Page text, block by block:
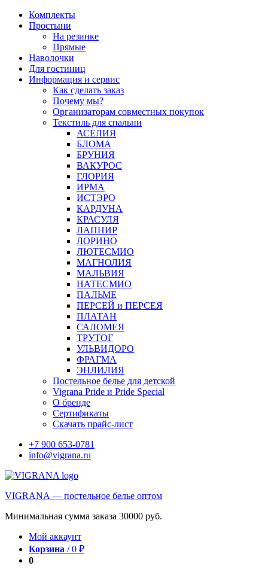
Перейти
содержимому
Комплекты
Простыни
На резинке
Прямые
Наволочки
Для гостиниц
Информация и сервис
Как сделать заказ
Почему мы?
Организаторам совместных покупок
Текстиль для спальни
АСЕЛИЯ
БЛОМА
БРУНИЯ
ВАКУРОС
ГЛОРИЯ
ИРМА
ИСТЭРО
КАРДУНА
КРАСУЛЯ
ЛАПНИР
ЛОРИНО
ЛЮТЕСМИО
МАГНОЛИЯ
МАЛЬВИЯ
НАТЕСМИО
ПАЛЬМЕ
ПЕРСЕЙ и ПЕРСЕЯ
ПЛАТАН
САЛОМЕЯ
ТРУТОГ
УЛЬВИДОРО
ФРАГМА
ЭНЛИЛИЯ
Постельное белье для детской
Vigrana Pride и Pride Special
О бренде
Сертификаты
Скачать прайс-лист
+7 900 653-0781
info@vigrana.ru
VIGRANA — постельное белье оптом
Минимальная сумма заказа 30000 руб.
Мой аккаунт
Корзина /0 ₽
0